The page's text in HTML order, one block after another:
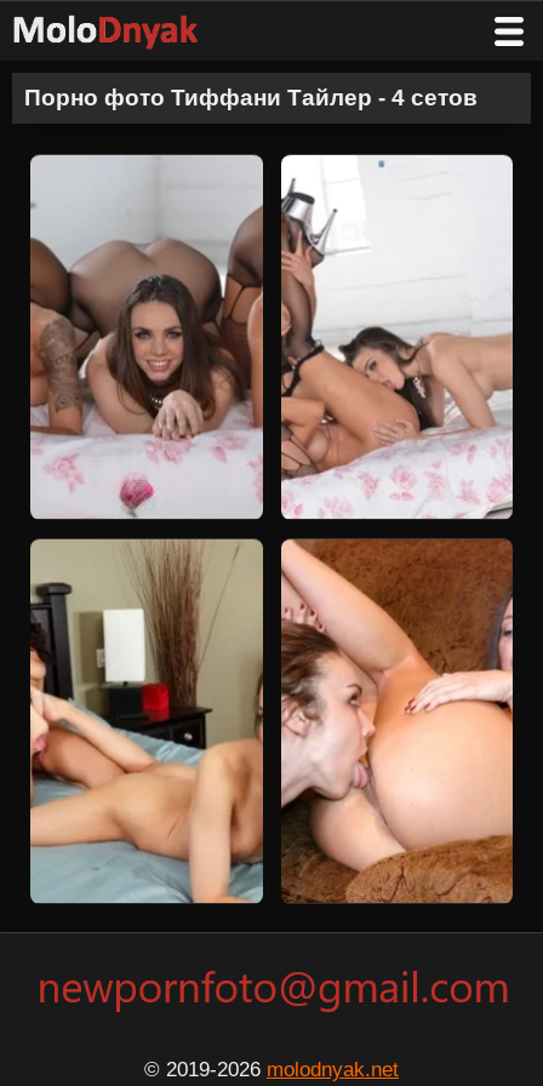
Порно фото Тиффани Тайлер - 4 сетов
© 2019-2026 molodnyak.net